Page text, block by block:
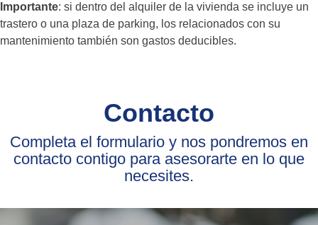
Importante: si dentro del alquiler de la vivienda se incluye un
trastero o una plaza de parking, los relacionados con su
mantenimiento también son gastos deducibles.
Contacto
Completa el formulario y nos pondremos en
contacto contigo para asesorarte en lo que
necesites.